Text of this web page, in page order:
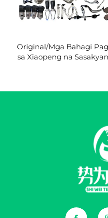
Original/Mga Bahagi
sa Xiaopeng na